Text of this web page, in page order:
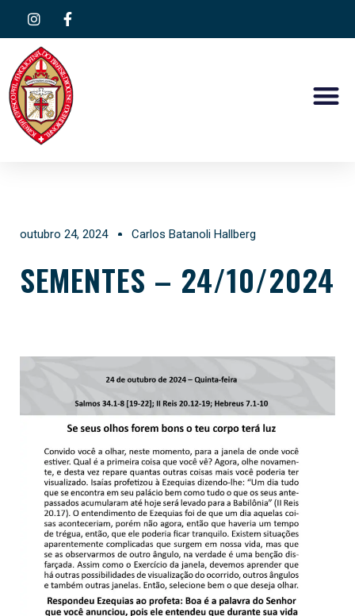
outubro 24, 2024 Carlos Batanoli Hallberg
SEMENTES – 24/10/2024